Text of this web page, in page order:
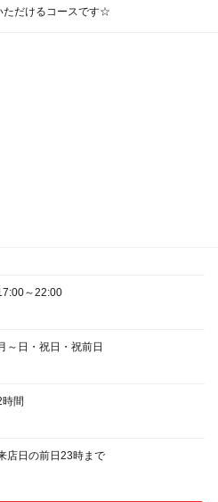
ただけるコースです☆
～22:00
～日・祝日・祝前日
時間
店日の前日23時まで
５－７
をコピー